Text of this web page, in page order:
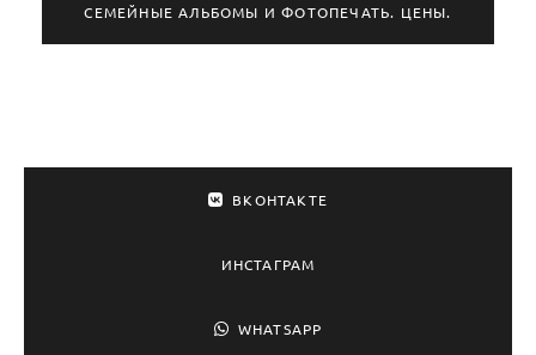
СЕМЕЙНЫЕ АЛЬБОМЫ И ФОТОПЕЧАТЬ. ЦЕНЫ.
ВКОНТАКТЕ
ИНСТАГРАМ
WHATSAPP